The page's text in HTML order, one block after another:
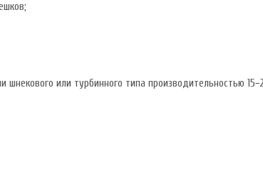
или турбинного типа производительностью